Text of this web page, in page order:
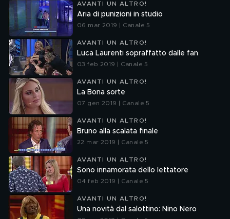
AVANTI UN ALTRO!
Aria di punizioni in studio
06 mar 2019 | Canale 5
AVANTI UN ALTRO!
Luca Laurenti sopraffatto dalle fan
03 feb 2019 | Canale 5
AVANTI UN ALTRO!
La Bona sorte
07 gen 2019 | Canale 5
AVANTI UN ALTRO!
Bruno alla scalata finale
22 mar 2019 | Canale 5
AVANTI UN ALTRO!
Sono innamorata dello Iettatore
04 feb 2019 | Canale 5
AVANTI UN ALTRO!
Una novità dal salottino: Nino Nero